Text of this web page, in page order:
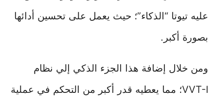
عليه تيوتا “الذكاء”؛ حيث يعمل على تحسين أدائها
بصورة أكبر.
ومن خلال إضافة هذا الجزء الذكي إلي نظام
VVT-I؛ مما يعطيه قدر أكبر من التحكم في عملية